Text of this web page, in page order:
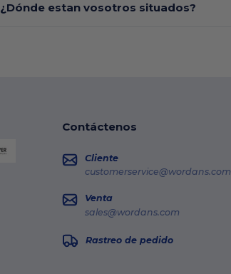
¿Dónde estan vosotros situados?
Contáctenos
Cliente
customerservice@wordans.com
Venta
sales@wordans.com
Rastreo de pedido